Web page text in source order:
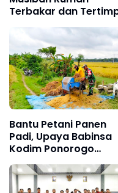
Terbakar dan
Pohon, Dandim
Ponorogo Cepat
Tanggap Berikan
Bantuan
Bantu Petani Panen
Padi, Upaya Babinsa
Kodim Ponorogo
Sukseskan Perkuatan
Hanpangan